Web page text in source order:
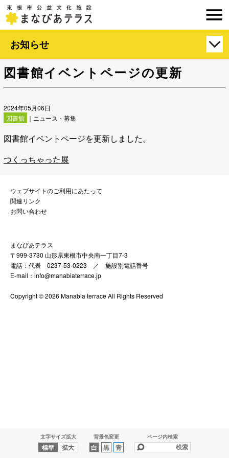
文字サイズ拡大
標準 拡大
背景色変更
白 黒 青
ページ内検索
お知らせ
図書館イベントページの更新
2024年05月06日
図書館 ｜ニュース・募集
図書館イベントページを更新しました。
つくっちゃった展
ウェブサイトのご利用にあたって
関連リンク
お問い合わせ
まなびあテラス
〒999-3730 山形県東根市中央南一丁目7-3
電話：代表 0237-53-0223 ／ 施設別電話番号
E-mail：info@manabiaterrace.jp
Copyright © 2026 Manabia terrace All Rights Reserved